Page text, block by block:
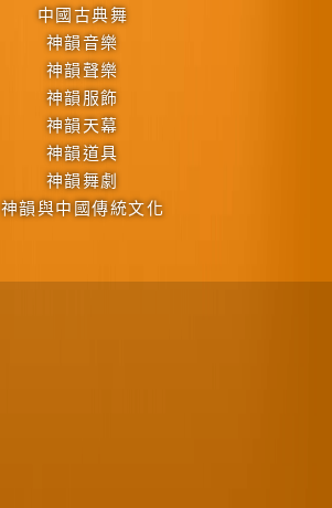
中國古典舞
神韻音樂
神韻聲樂
神韻服飾
神韻天幕
神韻道具
神韻舞劇
神韻與中國傳統文化